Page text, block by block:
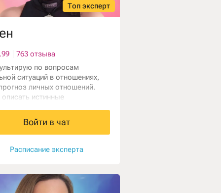
Топ эксперт
763 отзыва
по вопросам
ситуаций в отношениях,
личных отношений.
истинные
причины ситуаций и что
изменить, и как.
Войти в чат
Расписание эксперта